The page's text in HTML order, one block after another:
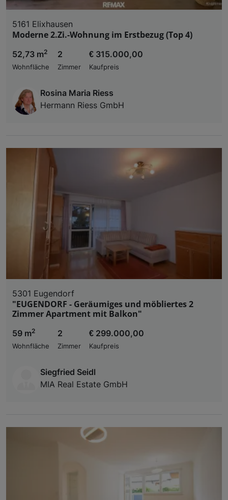
5161 Elixhausen
Moderne 2.Zi.-Wohnung im Erstbezug (Top 4)
52,73 m2
Wohnfläche
2
Zimmer
€ 315.000,00
Kaufpreis
Rosina Maria Riess
Hermann Riess GmbH
5301 Eugendorf
"EUGENDORF - Geräumiges und möbliertes 2
Zimmer Apartment mit Balkon"
59 m2
Wohnfläche
2
Zimmer
€ 299.000,00
Kaufpreis
Siegfried Seidl
MIA Real Estate GmbH